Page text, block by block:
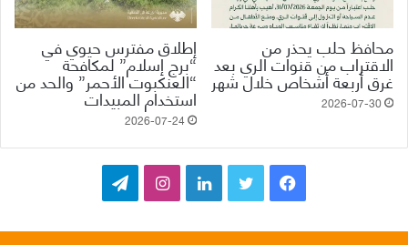
محافظ حلب يحذر من
الاقتراب من قنوات الري بعد
غرق أربعة أشخاص خلال شهر
2026-07-30
إطلاق مفترس حيوي في
“برج إسلام” لمكافحة
“العنكبوت الأحمر” والحد من
استخدام المبيدات
2026-07-24